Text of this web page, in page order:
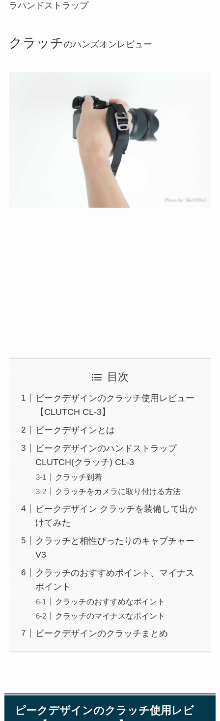
ラハンドストラップ
クラッチのハンズオンレビュー
目次
ピークデザインのクラッチ使用レビュー
【CLUTCH CL-3】
ピークデザインとは
ピークデザインのハンドストラップ
CLUTCH(クラッチ) CL-3
クラッチ到着
クラッチをカメラに取り付ける方法
ピークデザイン クラッチを装備して出か
けてみた
クラッチと相性ぴったりのキャプチャー
V3
クラッチのおすすめポイント、マイナス
ポイント
クラッチのおすすめなポイント
クラッチのマイナスなポイント
ピークデザインのクラッチまとめ
ピークデザインのクラッチ使用レビ